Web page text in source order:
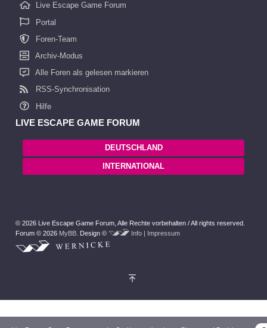
Live Escape Game Forum
Portal
Foren-Team
Archiv-Modus
Alle Foren als gelesen markieren
RSS-Synchronisation
Hilfe
LIVE ESCAPE GAME FORUM
DEUTSCHLAND
INTERNATIONAL
© 2026 Live Escape Game Forum, Alle Rechte vorbehalten / All rights reserved.
Forum © 2026 MyBB. Design © Info | Impressum